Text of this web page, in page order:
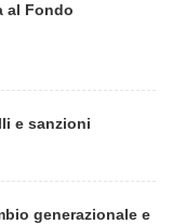
al Fondo
e sanzioni
generazionale e